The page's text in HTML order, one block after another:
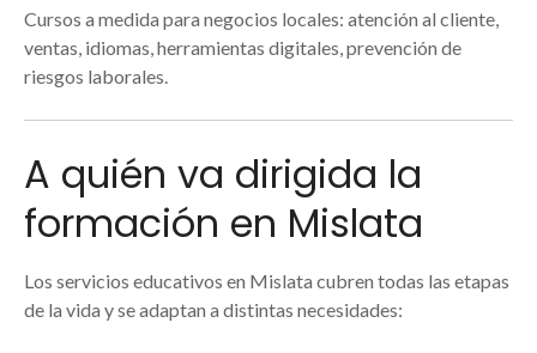
Cursos a medida para negocios locales: atención al cliente,
ventas, idiomas, herramientas digitales, prevención de
riesgos laborales.
A quién va dirigida la
formación en Mislata
Los servicios educativos en Mislata cubren todas las etapas
de la vida y se adaptan a distintas necesidades: